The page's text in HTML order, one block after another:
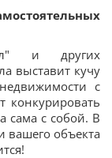
и других
выставит кучу
с
конкурировать
сама с собой. В
вашего объекта